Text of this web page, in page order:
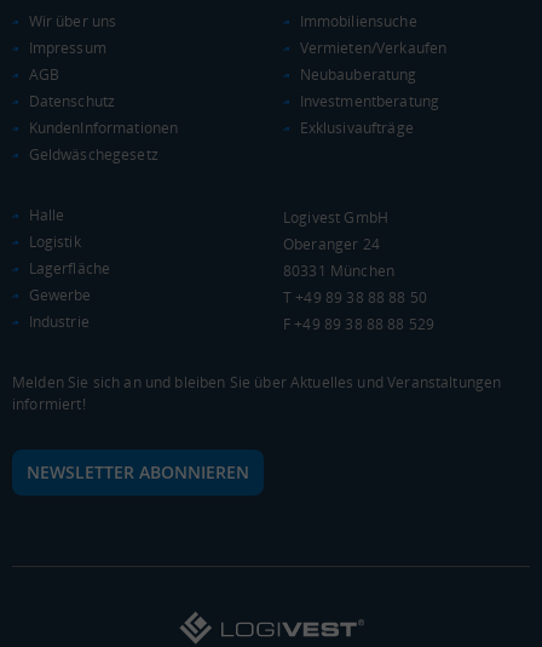
WIRTSCHAFTSKRAFT (STAND: 2018)
BRUTTOINLANDSPRODUKT
(LANDKREIS / KREISFREIE STADT)
Gesamt BIP je Erwerbstätigen BIP je Einwohner
7.961.611 Tsd. €
Gesamt Handel und
BRUTTOWERTSCHÖPFUNG (DURCHSCHNITT)
Wir über uns
Impressum
AGB
Datenschutz
KundenInformationen
Geldwäschegesetz
Immobiliensuche
Vermieten/Verkaufen
Neubauberatung
Investmentberatung
Exklusivaufträge
Halle
Logistik
Lagerfläche
Gewerbe
Industrie
Logivest GmbH
Oberanger 24
80331 München
T +49 89 38 88 88 50
F +49 89 38 88 88 529
Melden Sie sich an und bleiben Sie über Aktuelles und Veranstaltungen
informiert!
NEWSLETTER ABONNIEREN